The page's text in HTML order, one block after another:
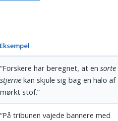
Eksempel
“Forskere har beregnet, at ensorte
stjerne kan skjule sig bag en halo af
mørkt stof.”
“På tribunen vajede bannere med